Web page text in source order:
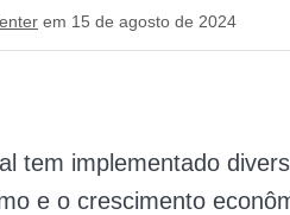
em 15 de agosto de 2024
tem implementado
e o crescimento